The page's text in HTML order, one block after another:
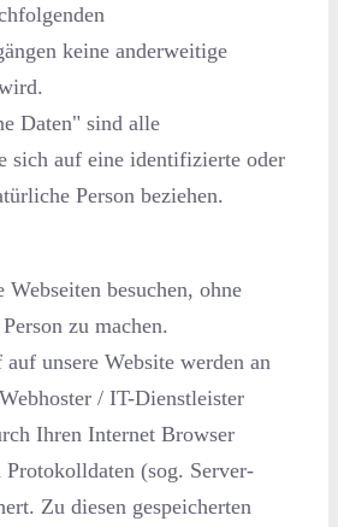
keine anderweitige
Daten" sind alle
sich auf eine identifizierte oder
Person beziehen.
Webseiten besuchen, ohne
zu machen.
unsere Website werden an
/ IT-Dienstleister
Ihren Internet Browser
(sog. Server-
Zu diesen gespeicherten